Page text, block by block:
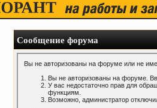
Сообщение форума
Вы не авторизованы на форуме или не
Вы не авторизованы на форуме.
У вас недостаточно прав для
функциям.
Возможно, администратор